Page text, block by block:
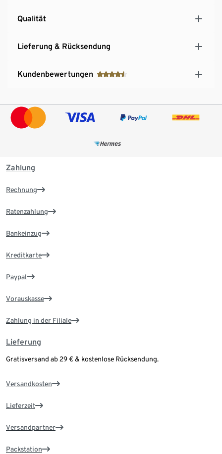
Qualität
Lieferung & Rücksendung
Kundenbewertungen
Zahlung
Rechnung
Ratenzahlung
Bankeinzug
Kreditkarte
Paypal
Vorauskasse
Zahlung in der Filiale
Lieferung
Gratisversand ab 29 € & kostenlose Rücksendung.
Versandkosten
Lieferzeit
Versandpartner
Packstation